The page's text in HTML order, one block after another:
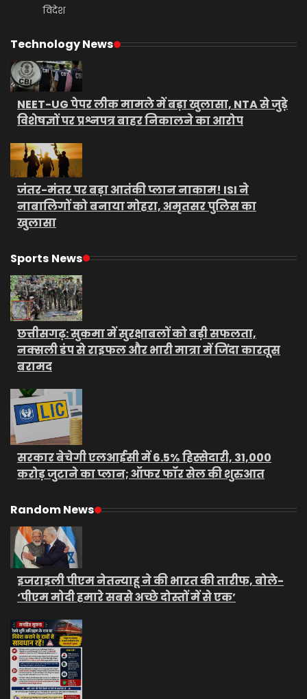
विदेश
Technology News
NEET-UG पेपर लीक मामले में बड़ा खुलासा, NTA से जुड़े
विशेषज्ञों पर प्रश्नपत्र बाहर निकालने का आरोप
जंतर-मंतर पर बड़ा आतंकी प्लान नाकाम! ISI ने
नाबालिगों को बनाया मोहरा, अमृतसर पुलिस का
खुलासा
Sports News
छत्तीसगढ़: सुकमा में सुरक्षाबलों को बड़ी सफलता,
नक्सली डंप से राइफल और भारी मात्रा में जिंदा कारतूस
बरामद
सरकार बेचेगी एलआईसी में 6.5% हिस्सेदारी, 31,000
करोड़ जुटाने का प्लान; ऑफर फॉर सेल की शुरुआत
Random News
इजराइली पीएम नेतन्याहू ने की भारत की तारीफ, बोले-
‘पीएम मोदी हमारे सबसे अच्छे दोस्तों में से एक’